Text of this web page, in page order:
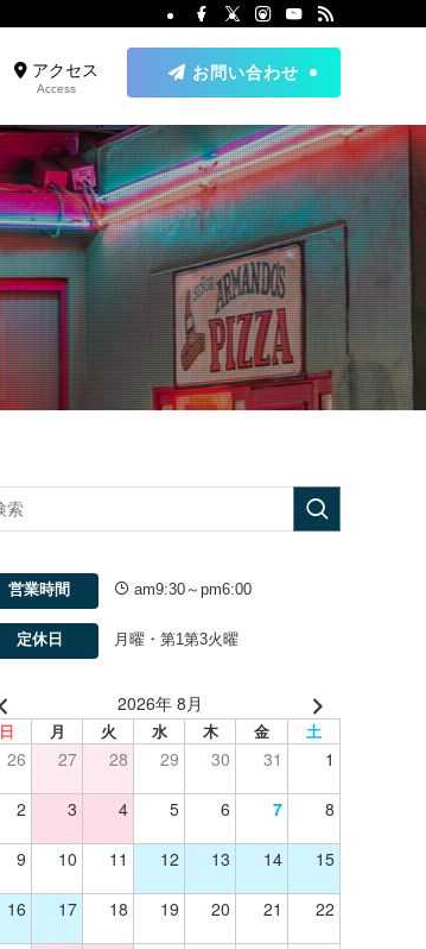
アクセス
Access
お問い合わせ
営業時間 am9:30～pm6:00
定休日 月曜・第1第3火曜
2026年 8月
日 月 火 水 木 金 土
26 27 28 29 30 31 1
2 3 4 5 6 7 8
9 10 11 12 13 14 15
16 17 18 19 20 21 22